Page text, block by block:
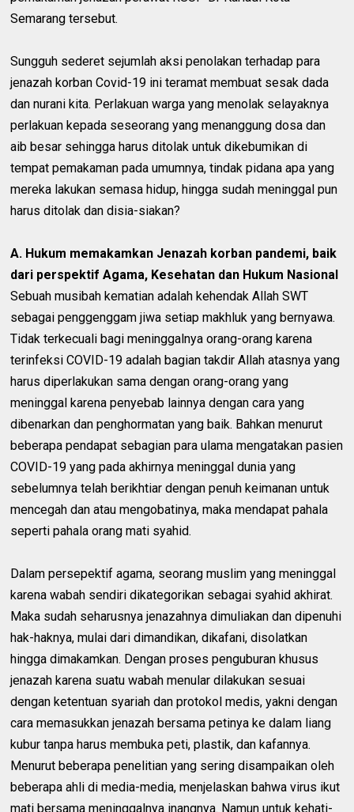
Semarang tersebut.
Sungguh sederet sejumlah aksi penolakan terhadap para
jenazah korban Covid-19 ini teramat membuat sesak dada
dan nurani kita. Perlakuan warga yang menolak selayaknya
perlakuan kepada seseorang yang menanggung dosa dan
aib besar sehingga harus ditolak untuk dikebumikan di
tempat pemakaman pada umumnya, tindak pidana apa yang
mereka lakukan semasa hidup, hingga sudah meninggal pun
harus ditolak dan disia-siakan?
A. Hukum memakamkan Jenazah korban pandemi, baik
dari perspektif Agama, Kesehatan dan Hukum Nasional
Sebuah musibah kematian adalah kehendak Allah SWT
sebagai penggenggam jiwa setiap makhluk yang bernyawa.
Tidak terkecuali bagi meninggalnya orang-orang karena
terinfeksi COVID-19 adalah bagian takdir Allah atasnya yang
harus diperlakukan sama dengan orang-orang yang
meninggal karena penyebab lainnya dengan cara yang
dibenarkan dan penghormatan yang baik. Bahkan menurut
beberapa pendapat sebagian para ulama mengatakan pasien
COVID-19 yang pada akhirnya meninggal dunia yang
sebelumnya telah berikhtiar dengan penuh keimanan untuk
mencegah dan atau mengobatinya, maka mendapat pahala
seperti pahala orang mati syahid.
Dalam persepektif agama, seorang muslim yang meninggal
karena wabah sendiri dikategorikan sebagai syahid akhirat.
Maka sudah seharusnya jenazahnya dimuliakan dan dipenuhi
hak-haknya, mulai dari dimandikan, dikafani, disolatkan
hingga dimakamkan. Dengan proses penguburan khusus
jenazah karena suatu wabah menular dilakukan sesuai
dengan ketentuan syariah dan protokol medis, yakni dengan
cara memasukkan jenazah bersama petinya ke dalam liang
kubur tanpa harus membuka peti, plastik, dan kafannya.
Menurut beberapa penelitian yang sering disampaikan oleh
beberapa ahli di media-media, menjelaskan bahwa virus ikut
mati bersama meninggalnya inangnya. Namun untuk kehati-